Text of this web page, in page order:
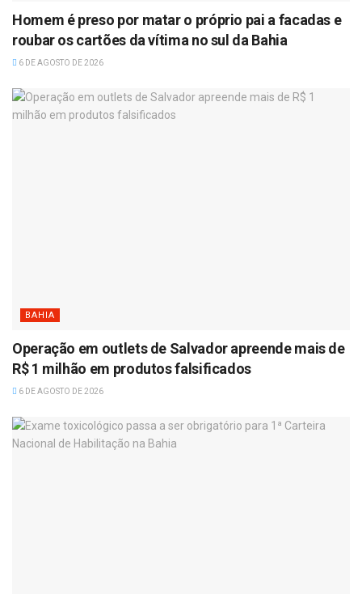
Homem é preso por matar o próprio pai a facadas e
roubar os cartões da vítima no sul da Bahia
6 DE AGOSTO DE 2026
BAHIA
Operação em outlets de Salvador apreende mais de
R$ 1 milhão em produtos falsificados
6 DE AGOSTO DE 2026